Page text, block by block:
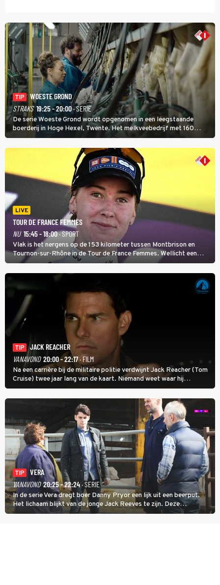
TIP
WOESTE GROND
STRAKS 19:25 - 20:00· SERIE
De serie Woeste Grond wordt opgenomen in een leegstaande
boerderij in Hoge Hexel, Twente. Het melkveebedrijf met 160
koeien moest sluiten, omdat het dicht bij een Natura 2000-gebied
ligt. In de serie heerst er een gevaarlijke veeziekte.
LIVE
TOUR DE FRANCE FEMMES
NU 15:45 - 18:00· SPORT
Vlak is het nergens op de 153 kilometer tussen Montbrison en
Tournon-sur-Rhône in de Tour de France Femmes. Wellicht een
kans voor Nienke Vinke, die vorig jaar de witte trui won.
TIP
JACK REACHER
VANAVOND 20:00 - 22:17· FILM
Na een carrière bij de militaire politie verdwijnt Jack Reacher (Tom
Cruise) twee jaar lang van de kaart. Niemand weet waar hij
uithangt, totdat moordverdachte James Barr naar hem vraagt.
TIP
VERA
VANAVOND 20:25 - 22:24· SERIE
In de serie Vera dregt boer Danny Pryor een lijk uit een beerput.
Het lichaam blijkt van de jonge Jack Reeves te zijn. Deze
homoseksuele woonwagenbewoner had gebroken met zijn familie